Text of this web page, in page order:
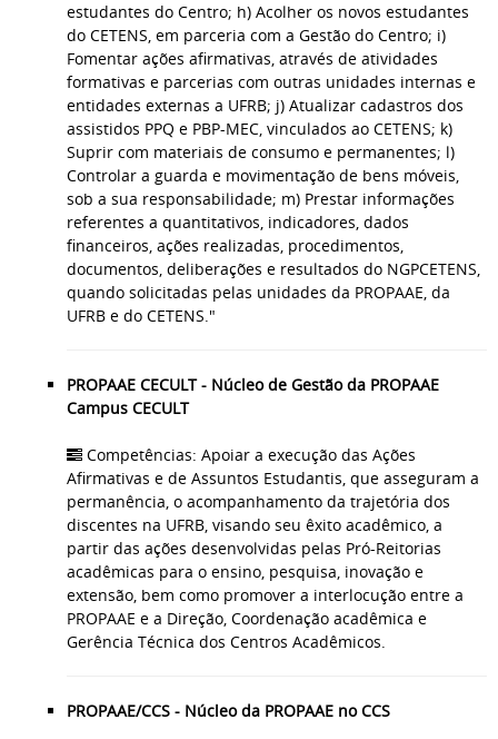
estudantes do Centro; h) Acolher os novos estudantes
do CETENS, em parceria com a Gestão do Centro; i)
Fomentar ações afirmativas, através de atividades
formativas e parcerias com outras unidades internas e
entidades externas a UFRB; j) Atualizar cadastros dos
assistidos PPQ e PBP-MEC, vinculados ao CETENS; k)
Suprir com materiais de consumo e permanentes; l)
Controlar a guarda e movimentação de bens móveis,
sob a sua responsabilidade; m) Prestar informações
referentes a quantitativos, indicadores, dados
financeiros, ações realizadas, procedimentos,
documentos, deliberações e resultados do NGPCETENS,
quando solicitadas pelas unidades da PROPAAE, da
UFRB e do CETENS."
PROPAAE CECULT - Núcleo de Gestão da PROPAAE
Campus CECULT
Competências: Apoiar a execução das Ações
Afirmativas e de Assuntos Estudantis, que asseguram a
permanência, o acompanhamento da trajetória dos
discentes na UFRB, visando seu êxito acadêmico, a
partir das ações desenvolvidas pelas Pró-Reitorias
acadêmicas para o ensino, pesquisa, inovação e
extensão, bem como promover a interlocução entre a
PROPAAE e a Direção, Coordenação acadêmica e
Gerência Técnica dos Centros Acadêmicos.
PROPAAE/CCS - Núcleo da PROPAAE no CCS